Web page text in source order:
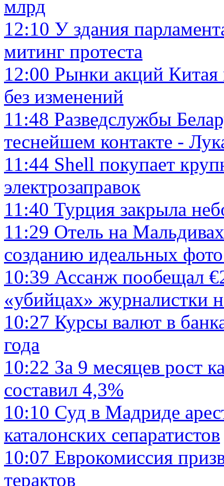
млрд
12:10 У здания
митинг протеста
12:00 Рынки акций Китая
без изменений
11:48 Разведслужбы
теснейшем контакте -
11:44 Shell покупает
электрозаправок
11:40 Турция закрыла
11:29 Отель на
созданию идеальных
10:39 Ассанж пообещал
«убийцах» журналистки
10:27 Курсы валют в
года
10:22 За 9 месяцев рост
составил 4,3%
10:10 Суд в Мадриде
каталонских сепаратистов
10:07 Еврокомиссия
терактов